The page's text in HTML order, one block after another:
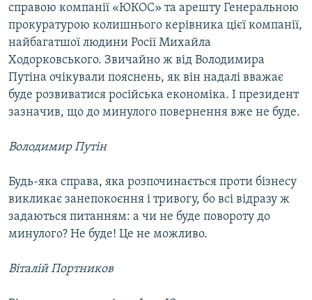
справою компанії «ЮКОС» та арешту Генеральною
прокуратурою колишнього керівника цієї компанії,
найбагатшої людини Росії Михайла
Ходорковського. Звичайно ж від Володимира
Путіна очікували пояснень, як він надалі вважає
буде розвиватися російська економіка. І президент
зазначив, що до минулого повернення вже не буде.
Володимир Путін
Будь-яка справа, яка розпочинається проти бізнесу
викликає занепокоєння і тривогу, бо всі відразу ж
задаються питанням: а чи не буде повороту до
минулого? Не буде! Це не можливо.
Віталій Портников